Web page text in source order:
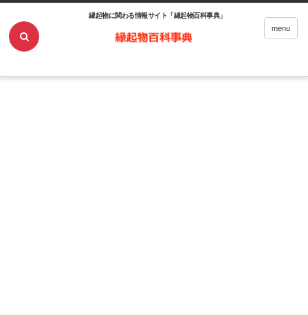
縁起物に関わる情報サイト「縁起物百科事典」
menu
魔除けになる！携帯の待ち受け画像まとめ！